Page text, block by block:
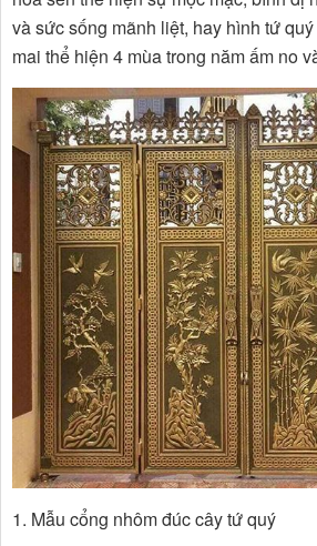
và sức sống mãnh liệt, hay hình tứ
mai thể hiện 4 mùa trong năm ấm no
1. Mẫu cổng nhôm đúc cây tứ quý